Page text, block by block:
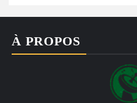
À PROPOS